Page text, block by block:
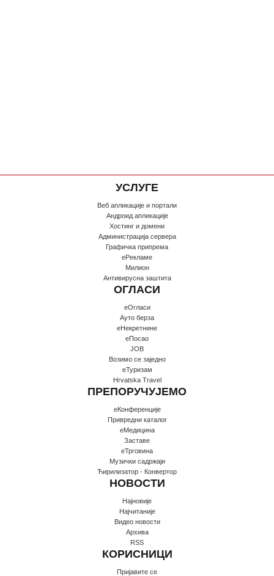
УСЛУГЕ
Веб апликације и портали
Андроид апликације
Хостинг и домени
Администрација сервера
Графичка припрема
еРекламе
Милион
Антивирусна заштита
ОГЛАСИ
еОгласи
Ауто берза
еНекретнине
еПосао
JOB
Возимо се заједно
еТуризам
Hrvatska Travel
ПРЕПОРУЧУЈЕМО
еКонференције
Привредни каталог
еМедицина
Заставе
еТрговина
Музички садржаји
Ћирилизатор - Конвертор
НОВОСТИ
Најновије
Најчитаније
Видео новости
Архива
RSS
КОРИСНИЦИ
Пријавите се